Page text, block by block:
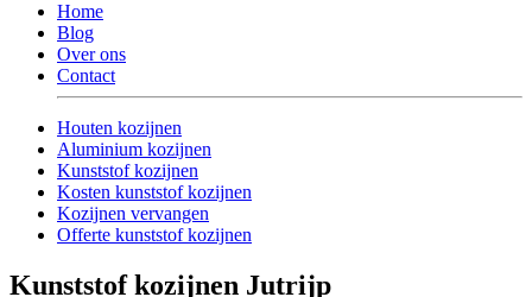
Home
Blog
Over ons
Contact
Houten kozijnen
Aluminium kozijnen
Kunststof kozijnen
Kosten kunststof kozijnen
Kozijnen vervangen
Offerte kunststof kozijnen
Kunststof kozijnen Jutrijp